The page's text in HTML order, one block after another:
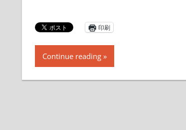
印刷
Continue reading